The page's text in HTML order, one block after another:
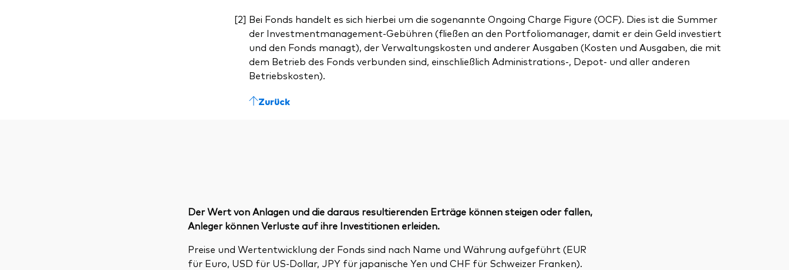
Bei Fonds handelt es sich hierbei um die sogenannte Ongoing Charge Figure (OCF). Dies ist die Summer
der Investmentmanagement-Gebühren (fließen an den Portfoliomanager, damit er dein Geld investiert
und den Fonds managt), der Verwaltungskosten und anderer Ausgaben (Kosten und Ausgaben, die mit
dem Betrieb des Fonds verbunden sind, einschließlich Administrations-, Depot- und aller anderen
Betriebskosten).
Zurück
Der Wert von Anlagen und die daraus resultierenden Erträge können steigen oder fallen,
Anleger können Verluste auf ihre Investitionen erleiden.
Preise und Wertentwicklung der Fonds sind nach Name und Währung aufgeführt (EUR
für Euro, USD für US-Dollar, JPY für japanische Yen und CHF für Schweizer Franken).